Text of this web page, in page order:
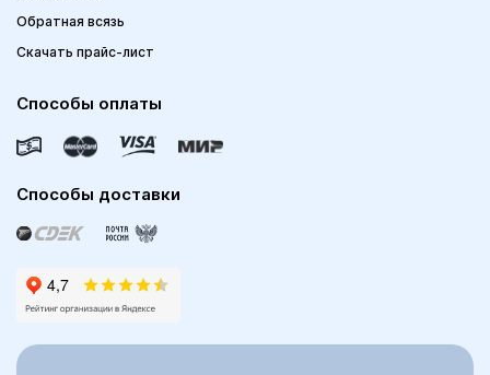
Обратная всязь
Скачать прайс-лист
Способы оплаты
Способы доставки